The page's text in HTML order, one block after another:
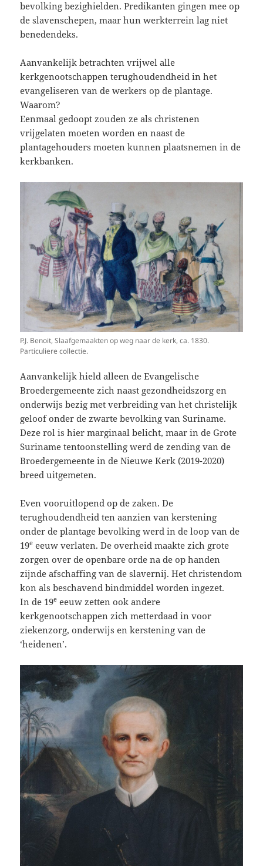
bevolking bezighielden. Predikanten gingen mee op
de slavenschepen, maar hun werkterrein lag niet
benedendeks.
Aanvankelijk betrachten vrijwel alle
kerkgenootschappen terughoudendheid in het
evangeliseren van de werkers op de plantage.
Waarom?
Eenmaal gedoopt zouden ze als christenen
vrijgelaten moeten worden en naast de
plantagehouders moeten kunnen plaatsnemen in de
kerkbanken.
P.J. Benoit, Slaafgemaakten op weg naar de kerk, ca. 1830.
Particuliere collectie.
Aanvankelijk hield alleen de Evangelische
Broedergemeente zich naast gezondheidszorg en
onderwijs bezig met verbreiding van het christelijk
geloof onder de zwarte bevolking van Suriname.
Deze rol is hier marginaal belicht, maar in de Grote
Suriname tentoonstelling werd de zending van de
Broedergemeente in de Nieuwe Kerk (2019-2020)
breed uitgemeten.
Even vooruitlopend op de zaken. De
terughoudendheid ten aanzien van kerstening
onder de plantage bevolking werd in de loop van de
19e eeuw verlaten. De overheid maakte zich grote
zorgen over de openbare orde na de op handen
zijnde afschaffing van de slavernij. Het christendom
kon als beschavend bindmiddel worden ingezet.
In de 19e eeuw zetten ook andere
kerkgenootschappen zich metterdaad in voor
ziekenzorg, onderwijs en kerstening van de
‘heidenen’.